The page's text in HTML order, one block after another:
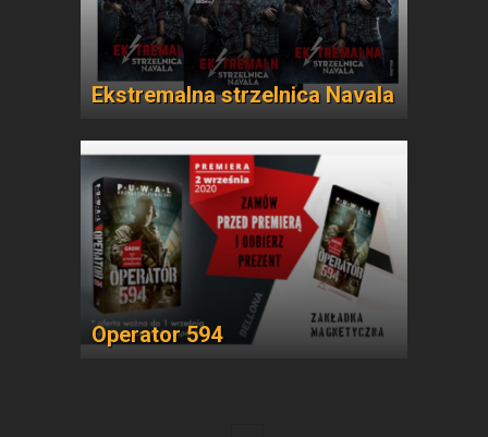
Ekstremalna strzelnica Navala
Operator 594